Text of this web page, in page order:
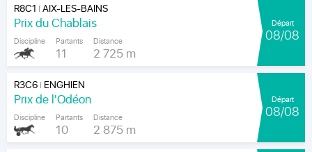
R8C1 |AIX-LES-BAINS
Prix du Chablais
Discipline Partants
11
Distance
2 725 m
Départ
08/08
R3C6| ENGHIEN
Prix de l'Odéon
Discipline Partants
10
Distance
2 875 m
Départ
08/08